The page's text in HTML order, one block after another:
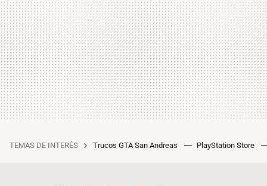
TEMAS DE INTERÉS Trucos GTA San Andreas PlayStation Store